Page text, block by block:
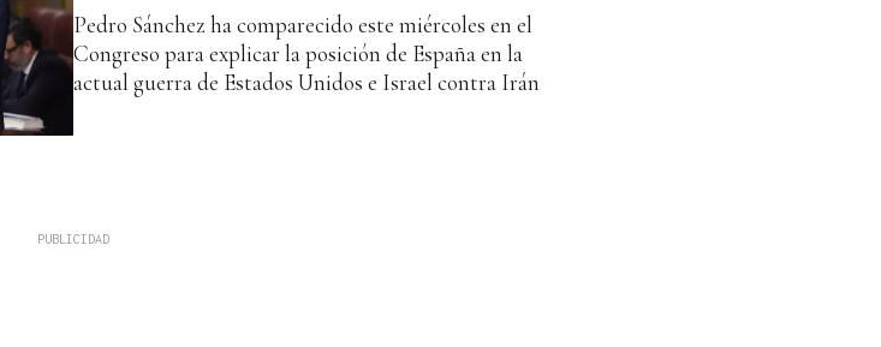
Pedro Sánchez ha comparecido este miércoles en el
Congreso para explicar la posición de España en la
actual guerra de Estados Unidos e Israel contra Irán